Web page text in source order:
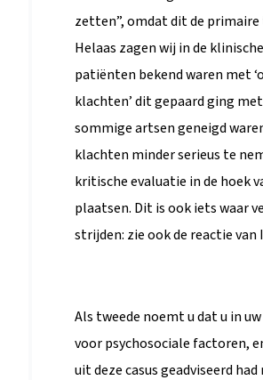
zetten”, omdat dit de primaire
Helaas zagen wij in de
patiënten bekend waren met
klachten’ dit gepaard ging
sommige artsen geneigd
klachten minder serieus te
kritische evaluatie in de hoek
plaatsen. Dit is ook iets waar
strijden: zie ook de reactie
Als tweede noemt u dat u in
voor psychosociale factoren,
uit deze casus geadviseerd had